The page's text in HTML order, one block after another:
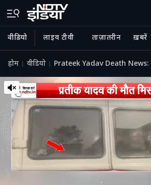
वीडियो लाइव टीवी ताज़ातरीन ख़बरें
होम वीडियो Prateek Yadav Death News: